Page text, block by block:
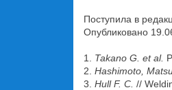
Поступила в
Опубликовано
1. Takano G. et al.
2. Hashimoto,
3. Hull F. C. //